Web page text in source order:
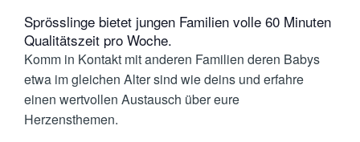
Sprösslinge bietet jungen Familien volle 60 Minuten
Qualitätszeit pro Woche.
Komm in Kontakt mit anderen Familien deren Babys
etwa im gleichen Alter sind wie deins und erfahre
einen wertvollen Austausch über eure
Herzensthemen.